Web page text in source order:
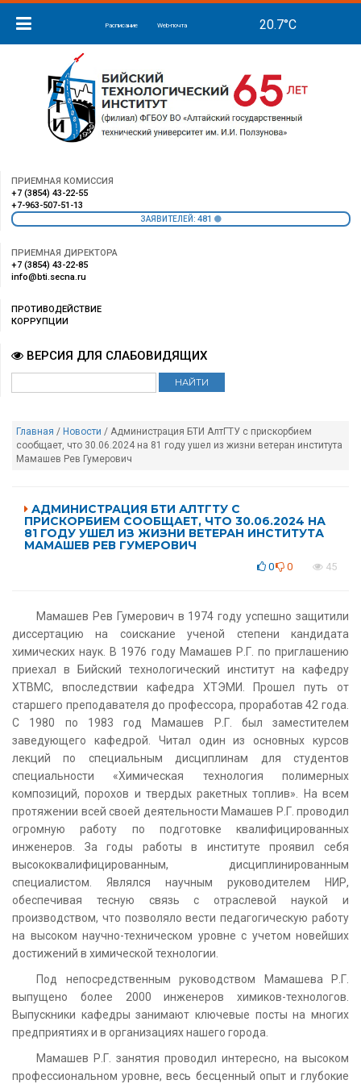
Расписание Web-почта
ПРИЕМНАЯ КОМИССИЯ
+7 (3854) 43-22-55
+7-963-507-51-13
ЗАЯВИТЕЛЕЙ: 481
ПРИЕМНАЯ ДИРЕКТОРА
+7 (3854) 43-22-85
info@bti.secna.ru
ПРОТИВОДЕЙСТВИЕ
КОРРУПЦИИ
ВЕРСИЯ ДЛЯ СЛАБОВИДЯЩИХ
Главная / Новости / Администрация БТИ АлтГТУ с прискорбием
сообщает, что 30.06.2024 на 81 году ушел из жизни ветеран института
Мамашев Рев Гумерович
АДМИНИСТРАЦИЯ БТИ АЛТГТУ С
ПРИСКОРБИЕМ СООБЩАЕТ, ЧТО 30.06.2024 НА
81 ГОДУ УШЕЛ ИЗ ЖИЗНИ ВЕТЕРАН ИНСТИТУТА
МАМАШЕВ РЕВ ГУМЕРОВИЧ
0 0 45
Мамашев Рев Гумерович в 1974 году успешно защитили
диссертацию на соискание ученой степени кандидата
химических наук. В 1976 году Мамашев Р.Г. по приглашению
приехал в Бийский технологический институт на кафедру
ХТВМС, впоследствии кафедра ХТЭМИ. Прошел путь от
старшего преподавателя до профессора, проработав 42 года.
С 1980 по 1983 год Мамашев Р.Г. был заместителем
заведующего кафедрой. Читал один из основных курсов
лекций по специальным дисциплинам для студентов
специальности «Химическая технология полимерных
композиций, порохов и твердых ракетных топлив». На всем
протяжении всей своей деятельности Мамашев Р.Г. проводил
огромную работу по подготовке квалифицированных
инженеров. За годы работы в институте проявил себя
высококвалифицированным, дисциплинированным
специалистом. Являлся научным руководителем НИР,
обеспечивая тесную связь с отраслевой наукой и
производством, что позволяло вести педагогическую работу
на высоком научно-техническом уровне с учетом новейших
достижений в химической технологии.
Под непосредственным руководством Мамашева Р.Г.
выпущено более 2000 инженеров химиков-технологов.
Выпускники кафедры занимают ключевые посты на многих
предприятиях и в организациях нашего города.
Мамашев Р.Г. занятия проводил интересно, на высоком
профессиональном уровне, весь бесценный опыт и глубокие